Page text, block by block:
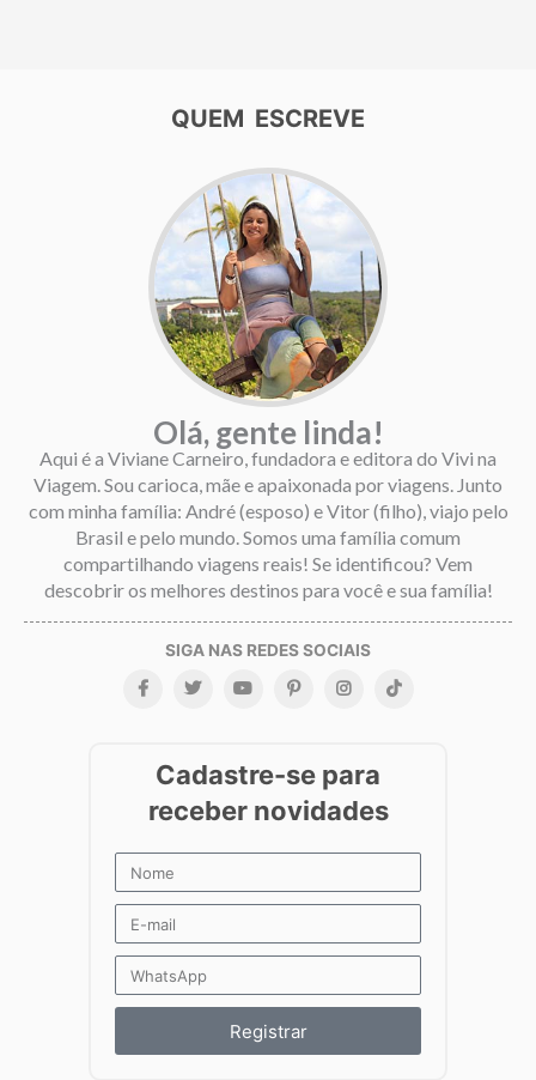
QUEM ESCREVE
Olá, gente linda!
Aqui é a Viviane Carneiro, fundadora e editora do Vivi na
Viagem. Sou carioca, mãe e apaixonada por viagens. Junto
com minha família: André (esposo) e Vitor (filho), viajo pelo
Brasil e pelo mundo. Somos uma família comum
compartilhando viagens reais! Se identificou? Vem
descobrir os melhores destinos para você e sua família!
Registrar